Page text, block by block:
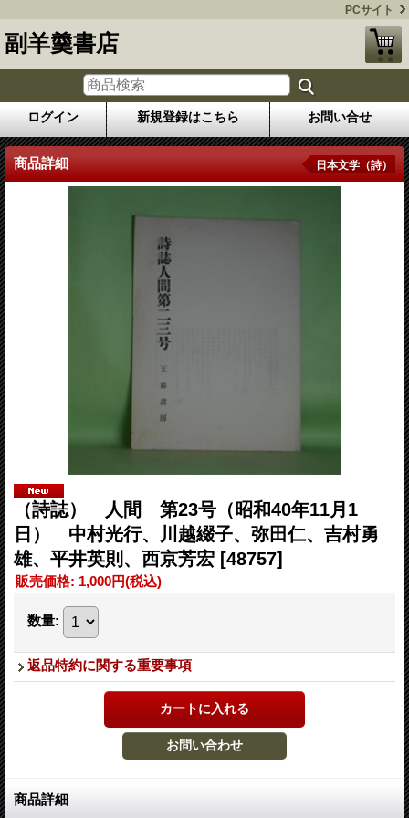
PCサイト
副羊羹書店
ログイン 新規登録はこちら お問い合せ
商品詳細 日本文学（詩）
（詩誌） 人間 第23号（昭和40年11月1
日） 中村光行、川越綴子、弥田仁、吉村勇
雄、平井英則、西京芳宏 [48757]
販売価格: 1,000円(税込)
数量:
返品特約に関する重要事項
商品詳細